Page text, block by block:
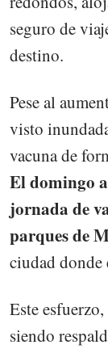
seguro de
destino.
Pese al
visto
vacuna de
El domingo
jornada de
parques de
ciudad donde
Este
siendo